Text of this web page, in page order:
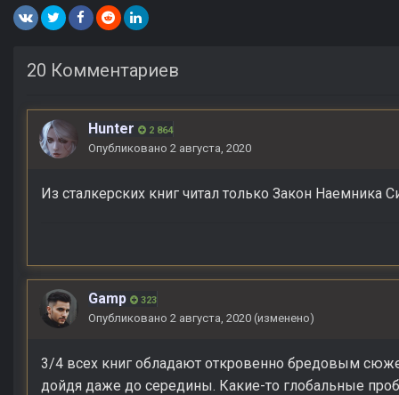
20 Комментариев
Hunter 2 864
Опубликовано 2 августа, 2020
Из сталкерских книг читал только Закон Наемника
Gamp 323
Опубликовано 2 августа, 2020 (изменено)
3/4 всех книг обладают откровенно бредовым
дойдя даже до середины. Какие-то глобальные